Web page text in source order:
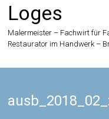
Loges
Malermeister – Fachwirt für
Restaurator im Handwerk –